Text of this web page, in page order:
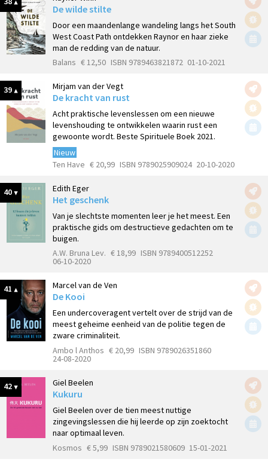
De wilde stilte
Door een maandenlange wandeling langs het South
West Coast Path ontdekken Raynor en haar zieke
man de redding van de natuur.
Balans € 12,50 ISBN 9789463821872 01-10-2021
39 Mirjam van der Vegt
De kracht van rust
Acht praktische levenslessen om een nieuwe
levenshouding te ontwikkelen waarin rust een
gewoonte wordt. Beste Spirituele Boek 2021.
Nieuw
Ten Have € 20,99 ISBN 9789025909024 20-10-2020
40 Edith Eger
Het geschenk
Van je slechtste momenten leer je het meest. Een
praktische gids om destructieve gedachten om te
buigen.
A.W. Bruna Lev. € 18,99 ISBN 9789400512252
06-10-2020
41 Marcel van de Ven
De Kooi
Een undercoveragent vertelt over de strijd van de
meest geheime eenheid van de politie tegen de
zware criminaliteit.
Ambo l Anthos € 20,99 ISBN 9789026351860
24-08-2020
42 Giel Beelen
Kukuru
Giel Beelen over de tien meest nuttige
zingevingslessen die hij leerde op zijn zoektocht
naar optimaal leven.
Kosmos € 5,99 ISBN 9789021580609 15-01-2021